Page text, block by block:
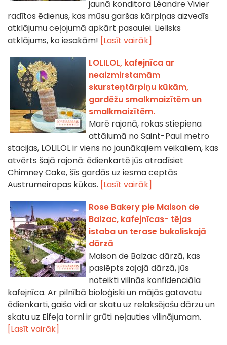
jaunā konditora Léandre Vivier
radītos ēdienus, kas mūsu garšas kārpiņas aizvedīs
atklājumu ceļojumā apkārt pasaulei. Lielisks
atklājums, ko iesakām! [Lasīt vairāk]
LOLILOL, kafejnīca ar
neaizmirstamām
skursteņtārpiņu kūkām,
gardēžu smalkmaizītēm un
smalkmaizītēm.
Marē rajonā, rokas stiepiena
attālumā no Saint-Paul metro
stacijas, LOLILOL ir viens no jaunākajiem veikaliem, kas
atvērts šajā rajonā: ēdienkartē jūs atradīsiet
Chimney Cake, šīs gardās uz iesma ceptās
Austrumeiropas kūkas. [Lasīt vairāk]
Rose Bakery pie Maison de
Balzac, kafejnīcas- tējas
istaba un terase bukoliskajā
dārzā
Maison de Balzac dārzā, kas
paslēpts zaļajā dārzā, jūs
noteikti vilinās konfidenciāla
kafejnīca. Ar pilnībā bioloģiski un mājās gatavotu
ēdienkarti, gaišo vidi ar skatu uz relaksējošu dārzu un
skatu uz Eifeļa torni ir grūti neļauties vilinājumam.
[Lasīt vairāk]